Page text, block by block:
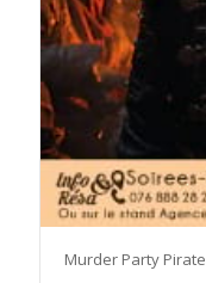
Murder Party Pirate